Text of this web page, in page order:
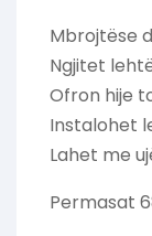
Mbrojtëse
Ngjitet
Ofron hije
Instalohet
Lahet me
Permasat